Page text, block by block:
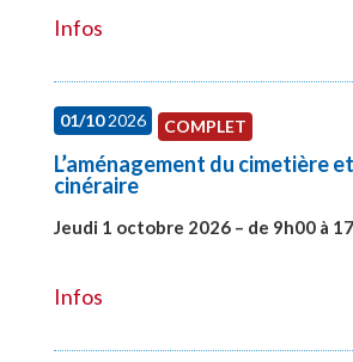
Infos
01/102026 COMPLET
L’aménagement du cimetière
cinéraire
Jeudi 1 octobre 2026 – de 9h00 à
Infos